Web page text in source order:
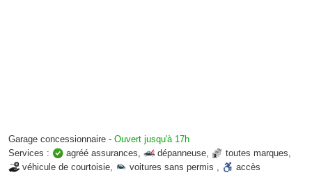
Garage concessionnaire - Ouvert jusqu'à 17h
Services :
agréé assurances, dépanneuse, toutes marques,
véhicule de courtoisie, voitures sans permis ,
accès